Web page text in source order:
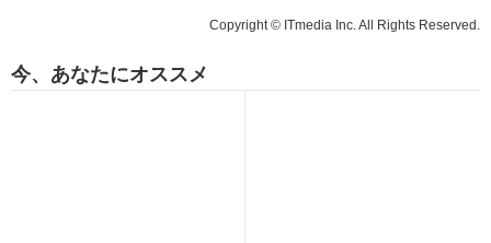
Copyright © ITmedia Inc. All Rights Reserved.
今、あなたにオススメ